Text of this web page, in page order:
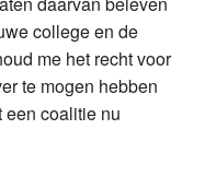
college en de
me het recht voor
te mogen hebben
een coalitie nu